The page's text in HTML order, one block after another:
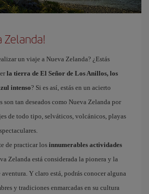
Zelanda!
un viaje a Nueva Zelanda? ¿Estás
la tierra de El Señor de Los Anillos, los
intenso? Si es así, estás en un acierto
son tan deseados como Nueva Zelanda por
de todo tipo, selváticos, volcánicos, playas
de practicar los innumerables actividades
Zelanda está considerada la pionera y la
Y claro está, podrás conocer alguna
y tradiciones enmarcadas en su cultura